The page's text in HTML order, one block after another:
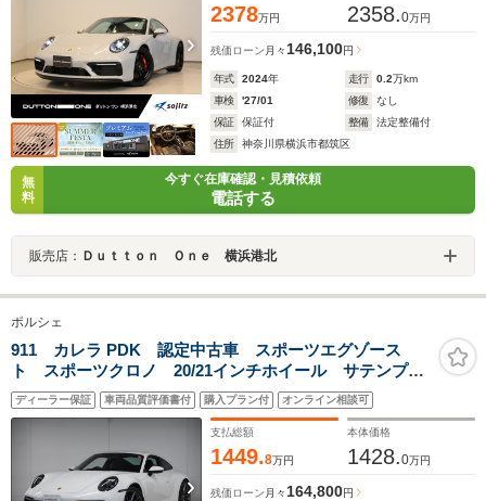
2378万円 2358.0万円
残価ローン 月々 146,100円
年式 2024年 走行 0.2万km
車検
'27/01 修復
なし
保証
保証付 整備
法定整備付
住所
神奈川県横浜市都筑区
無
料
今すぐ在庫確認・見積依頼
電話する
販売店： Ｄｕｔｔｏｎ Ｏｎｅ 横浜港北
ポルシェ
911 カレラ PDK 認定中古車 スポーツエグゾース
ト スポーツクロノ 20/21インチホイール サテンプラ
チナホイール塗装
ディーラー保証 車両品質評価書付 購入プラン付 オンライン相談可
支払総額
1449.8万円
本体価格
1428.0万円
残価ローン 月々 164,800円